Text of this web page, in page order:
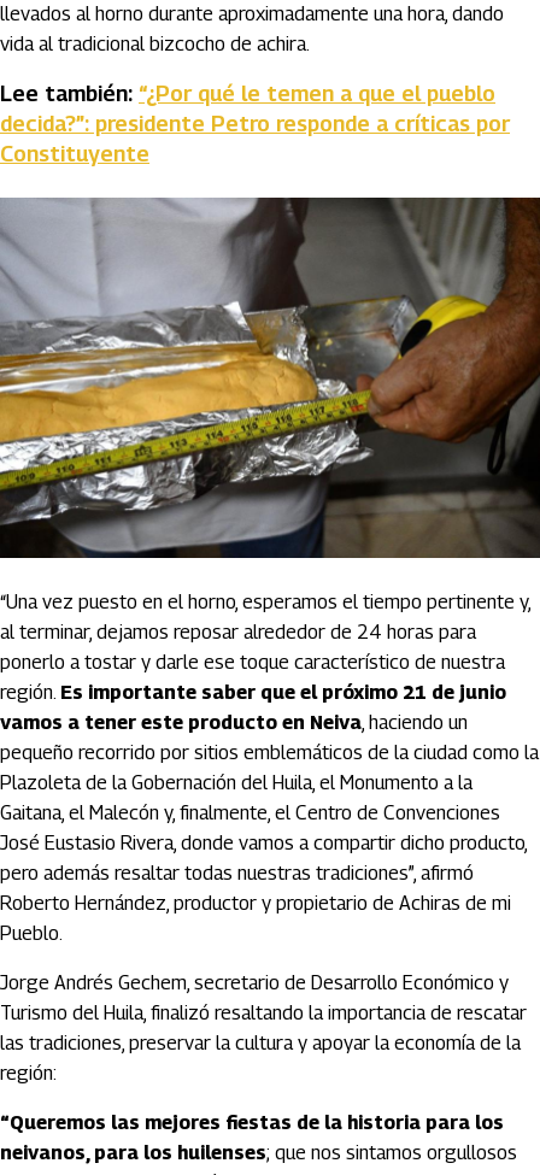
llevados al horno durante aproximadamente una hora, dando
vida al tradicional bizcocho de achira.
Lee también: “¿Por qué le temen a que el pueblo
decida?”: presidente Petro responde a críticas por
Constituyente
“Una vez puesto en el horno, esperamos el tiempo pertinente y,
al terminar, dejamos reposar alrededor de 24 horas para
ponerlo a tostar y darle ese toque característico de nuestra
región. Es importante saber que el próximo 21 de junio
vamos a tener este producto en Neiva , haciendo un
pequeño recorrido por sitios emblemáticos de la ciudad como la
Plazoleta de la Gobernación del Huila, el Monumento a la
Gaitana, el Malecón y, finalmente, el Centro de Convenciones
José Eustasio Rivera, donde vamos a compartir dicho producto,
pero además resaltar todas nuestras tradiciones”, afirmó
Roberto Hernández, productor y propietario de Achiras de mi
Pueblo.
Jorge Andrés Gechem, secretario de Desarrollo Económico y
Turismo del Huila, finalizó resaltando la importancia de rescatar
las tradiciones, preservar la cultura y apoyar la economía de la
región:
“Queremos las mejores fiestas de la historia para los
neivanos, para los huilenses; que nos sintamos orgullosos